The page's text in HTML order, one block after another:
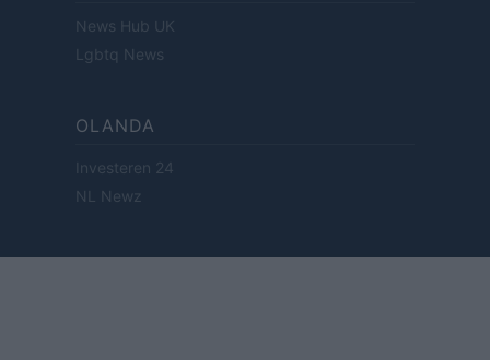
News Hub UK
Lgbtq News
OLANDA
Investeren 24
NL Newz